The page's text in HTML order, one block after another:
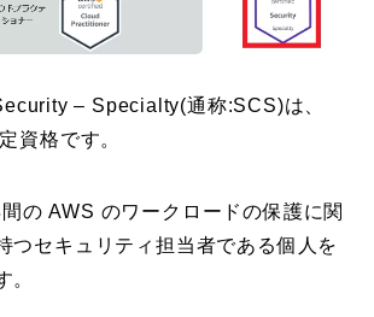
– Specialty(通称:SCS)は、
資格です。
の AWS のワークロードの保護に関
つセキュリティ担当者である個人を
。